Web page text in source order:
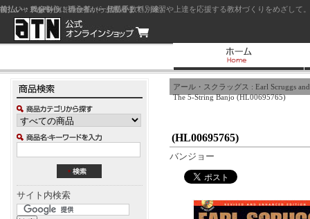
ジャズを中心に初心者から上級者まで、練習や上達を応援する教材づくりをめざし
サイト内検索
アール・スクラッグス : Earl Scruggs and
The 5-String Banjo (HL00695765)
(HL00695765)
バンジョー
前払い：クレジットカード（一括払い）
後払い：代金引換（現金払い・代引手数料別途）
前払い：PayPay